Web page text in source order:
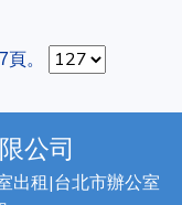
。
公司
出租|台北市辦公室